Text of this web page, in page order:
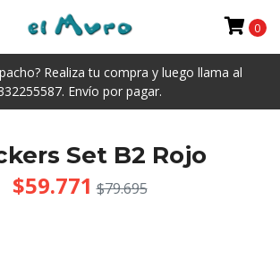
Realiza tu compra y luego llama al
Envío por pagar.
0
Set B2 Rojo
$59.771 $79.695